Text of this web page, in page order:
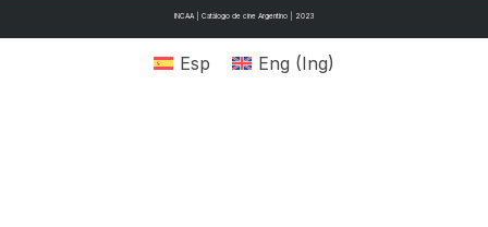
INCAA | Catálogo de cine Argentino | 2023
Esp Eng (Ing)